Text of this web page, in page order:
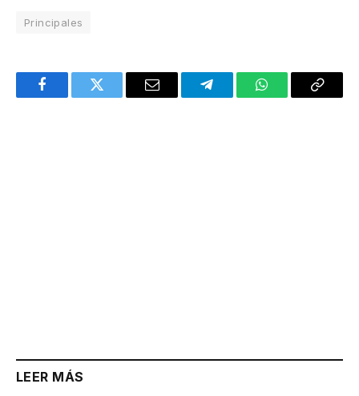
Principales
FacebookTwitter Email TelegramWhatsAppCopy
LEER MÁS